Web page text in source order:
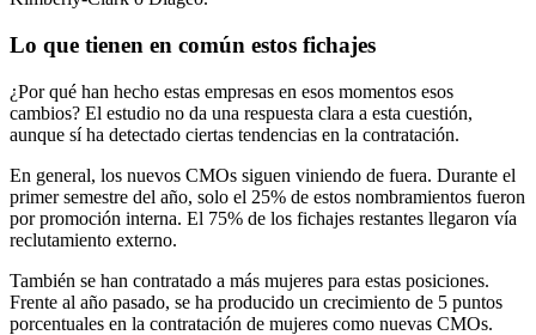
Lo que tienen en común estos fichajes
¿Por qué han hecho estas empresas en esos momentos esos
cambios? El estudio no da una respuesta clara a esta cuestión,
aunque sí ha detectado ciertas tendencias en la contratación.
En general, los nuevos CMOs siguen viniendo de fuera. Durante el
primer semestre del año, solo el 25% de estos nombramientos fueron
por promoción interna. El 75% de los fichajes restantes llegaron vía
reclutamiento externo.
También se han contratado a más mujeres para estas posiciones.
Frente al año pasado, se ha producido un crecimiento de 5 puntos
porcentuales en la contratación de mujeres como nuevas CMOs.